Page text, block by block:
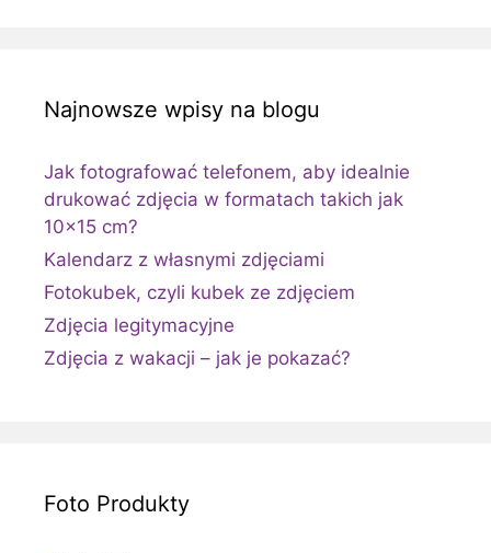
Najnowsze wpisy na blogu
Jak fotografować telefonem, aby idealnie
drukować zdjęcia w formatach takich jak
10×15 cm?
Kalendarz z własnymi zdjęciami
Fotokubek, czyli kubek ze zdjęciem
Zdjęcia legitymacyjne
Zdjęcia z wakacji – jak je pokazać?
Foto Produkty